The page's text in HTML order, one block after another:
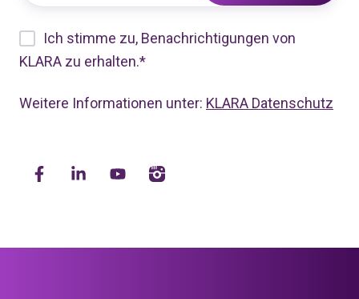
Ich stimme zu, Benachrichtigungen von
KLARA zu erhalten.*
Weitere Informationen unter: KLARA Datenschutz